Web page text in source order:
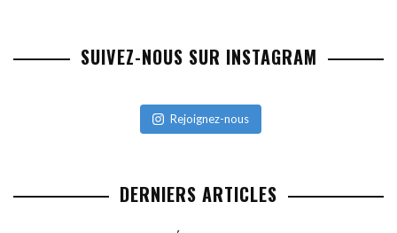
SUIVEZ-NOUS SUR INSTAGRAM
Rejoignez-nous
DERNIERS ARTICLES